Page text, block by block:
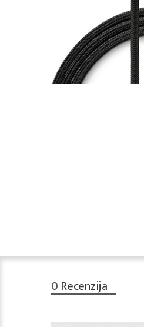
0 Recenzija